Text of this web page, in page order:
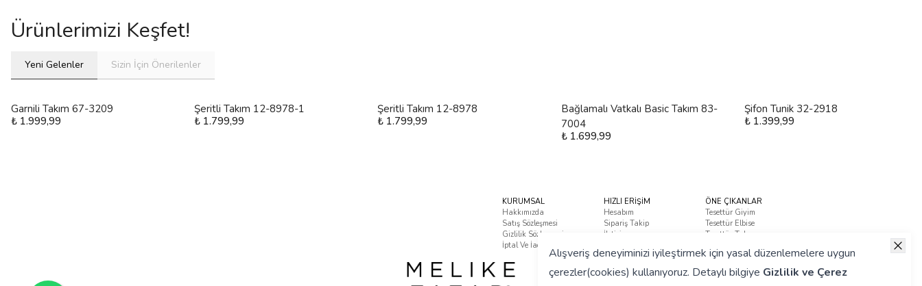
Alışveriş deneyiminizi iyileştirmek için yasal düzenlemelere uygun
çerezler(cookies) kullanıyoruz. Detaylı bilgiye Gizlilik ve Çerez
Ürünlerimizi Keşfet!
Yeni Gelenler Sizin İçin Önerilenler
Garnili Takım 67-3209
₺ 1.999,99
Şeritli Takım 12-8978-1
₺ 1.799,99
Şeritli Takım 12-8978
₺ 1.799,99
Bağlamalı Vatkalı Basic Takım 83-
7004
₺ 1.699,99
Şifon Tunik 32-2918
₺ 1.399,99
KURUMSAL
Hakkımızda
Satış Sözleşmesi
Gizlilik Sözleşmesi
İptal Ve İade Koşulları
HIZLI ERİŞİM
Hesabım
Sipariş Takip
İletişim
ÖNE ÇIKANLAR
Tesettür Giyim
Tesettür Elbise
Tesettür Takım